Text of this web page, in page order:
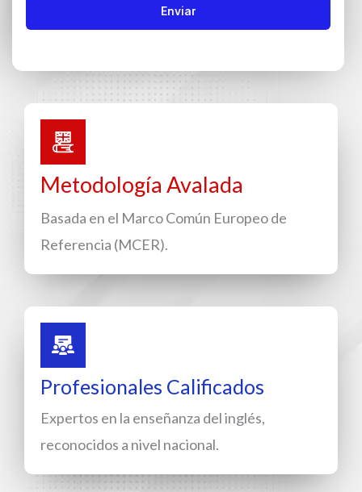
Enviar
Metodología Avalada
Basada en el Marco Común Europeo de
Referencia (MCER).
Profesionales Calificados
Expertos en la enseñanza del inglés,
reconocidos a nivel nacional.